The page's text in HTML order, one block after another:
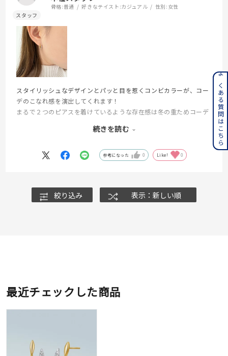
骨格:普通 好きなテイスト:カジュアル 性別: 女性
スタイリッシュなデザインとパッと目を惹くコンビカラーが、コー
デのこなれ感を演出してくれます！
まるで２つのピアスを着けているような存在感は冬の重ためコーデ
シルバーカラーとでもゴールドカラーとでも合わせやすいので、お
続きを読む
参考になった 0 Like! 0
絞り込み 表示：新しい順
最近チェックした商品
よくある質問はこちら